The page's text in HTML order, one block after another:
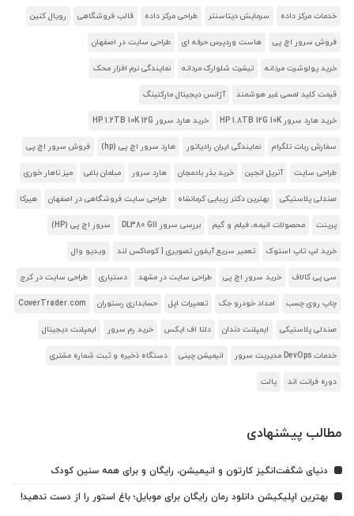
خدمات مرکز داده سرمایش دیتاسنتر طراحی مرکز داده قالب فروشگاهی رویال کنین
فروش سرور اچ پی هاست وردپرس حرفه ای طراحی سایت در اصفهان
خرید پولوشرت مردانه تیشرت شلوارک مردانه نمایندگی نرم افزار محک
قیمت کلید لمسی غیر هوشمند آژانس دیجیتال مارکتینگ
خرید هارد سرور HP 1.8TB 12G 10K خرید هارد سرور HP 1.2TB 10K 12G
سفارش ربات تلگرام نمایندگی ایران رادیاتور هارد سرور اچ پی (hp) فروش سرور اچ پی
طراحی سایت آنریل انجین خرید بذر بادمجان هارد سرور مبلمان باغی میز ناهار خوری
صندلی پلاستیکی بهترین دکتر زیبایی کرمانشاه طراحی سایت فروشگاهی در اصفهان هیرکا
پرینت محصولات انیمه، فیلم و گیم بررسی سرور DL380 G11 سرور اچ پی (HP)
خرید لپ تاپ استوک تعمیر سریع آیفون تصویری | کوماکس لند ویدیو وال
سی پی کالاف خرید سرور اچ پی طراحی سایت در مشهد دستیاری طراحی سایت در کرج
چاپ روی چسب امداد خودرو جک تعمیرات اپل حسابداری رستوران CoverTrader.com
صندلی پلاستیکی ایمپلنت دندان دلتا اف ایکس خرید رم سرور ایمپلنت دیجیتال
خدمات DevOps مدیریت سرور انیمیشن چینی دستگاه ذخیره و ثبت شماره مشتری
دوره فرانت اند پالت
مطالب پیشنهادی
دنیای شگفت‌انگیز کارتون و انیمیشن، رایگان و برای همه سنین کودک
بهترین اپلیکیشن دانلود رمان رایگان برای موبایل؛ باغ استور را از دست ندهید!